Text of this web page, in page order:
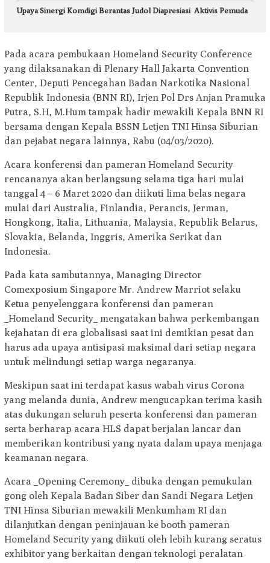
Upaya Sinergi Komdigi Berantas Judol Diapresiasi Aktivis Pemuda
Pada acara pembukaan Homeland Security Conference
yang dilaksanakan di Plenary Hall Jakarta Convention
Center, Deputi Pencegahan Badan Narkotika Nasional
Republik Indonesia (BNN RI), Irjen Pol Drs Anjan Pramuka
Putra, S.H, M.Hum tampak hadir mewakili Kepala BNN RI
bersama dengan Kepala BSSN Letjen TNI Hinsa Siburian
dan pejabat negara lainnya, Rabu (04/03/2020).
Acara konferensi dan pameran Homeland Security
rencananya akan berlangsung selama tiga hari mulai
tanggal 4 – 6 Maret 2020 dan diikuti lima belas negara
mulai dari Australia, Finlandia, Perancis, Jerman,
Hongkong, Italia, Lithuania, Malaysia, Republik Belarus,
Slovakia, Belanda, Inggris, Amerika Serikat dan
Indonesia.
Pada kata sambutannya, Managing Director
Comexposium Singapore Mr. Andrew Marriot selaku
Ketua penyelenggara konferensi dan pameran
_Homeland Security_ mengatakan bahwa perkembangan
kejahatan di era globalisasi saat ini demikian pesat dan
harus ada upaya antisipasi maksimal dari setiap negara
untuk melindungi setiap warga negaranya.
Meskipun saat ini terdapat kasus wabah virus Corona
yang melanda dunia, Andrew mengucapkan terima kasih
atas dukungan seluruh peserta konferensi dan pameran
serta berharap acara HLS dapat berjalan lancar dan
memberikan kontribusi yang nyata dalam upaya menjaga
keamanan negara.
Acara _Opening Ceremony_ dibuka dengan pemukulan
gong oleh Kepala Badan Siber dan Sandi Negara Letjen
TNI Hinsa Siburian mewakili Menkumham RI dan
dilanjutkan dengan peninjauan ke booth pameran
Homeland Security yang diikuti oleh lebih kurang seratus
exhibitor yang berkaitan dengan teknologi peralatan